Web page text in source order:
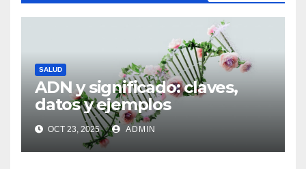
SALUD
ADN y significado: claves,
datos y ejemplos
OCT 23, 2025 ADMIN